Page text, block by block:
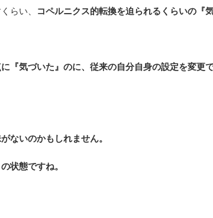
らい、 コペルニクス的転換を迫られるくらいの『気
『気づいた』のに、従来の自分自身の設定を変更
ないのかもしれません。
状態ですね。